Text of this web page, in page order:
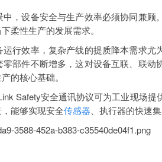
设备安全与生产效率必须协同兼顾
柔性生产的发展需求。
效率，复杂产线的提质降本需求尤
部件不断增多，这对设备互联、联动
的核心基础。
Safety安全通讯协议可为工业现场提
能够实现安全传感器 、执行器的快速